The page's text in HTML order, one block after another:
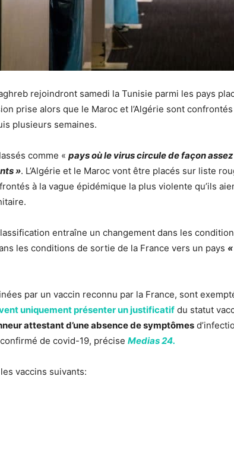
rejoindront samedi la Tunisie parmi les pays
prise alors que le Maroc et l’Algérie sont
plusieurs semaines.
comme « pays où le virus circule de façon
». L’Algérie et le Maroc vont être placés sur liste
à la vague épidémique la plus violente qu’ils
entraîne un changement dans les
les conditions de sortie de la France vers un pays
par un vaccin reconnu par la France, sont
uniquement présenter un justificatif du statut
attestant d’une absence de symptômes
de covid-19, précise Medias 24.
vaccins suivants: